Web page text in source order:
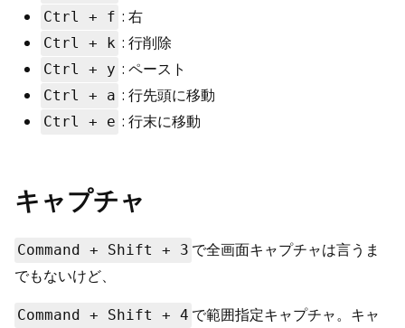
Ctrl + f : 右
Ctrl + k : 行削除
Ctrl + y : ペースト
Ctrl + a : 行先頭に移動
Ctrl + e : 行末に移動
キャプチャ
Command + Shift + 3 で全画面キャプチャは言うま
でもないけど、
Command + Shift + 4 で範囲指定キャプチャ。キャ